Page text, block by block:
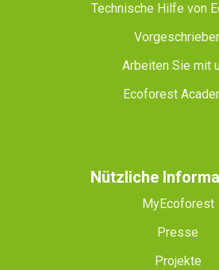
Technische Hilfe von
Arbeiten Sie mit
Ecoforest
Nützliche
MyEcoforest
Presse
Projekte